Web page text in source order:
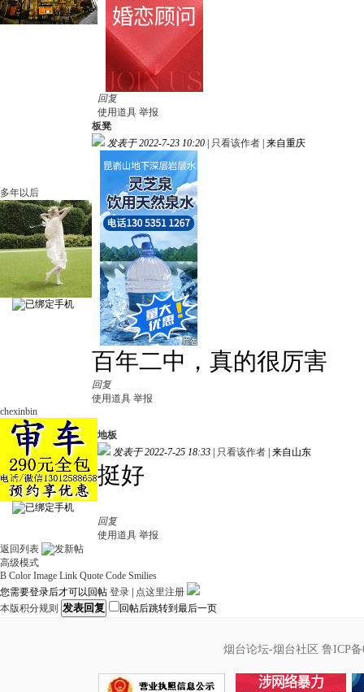
回复
使用道具 举报
多年以后
板凳
发表于 2022-7-23 10:20
只看该作者 来自重庆
百年二中，真的很厉害
回复
使用道具 举报
chexinbin
地板
发表于 2022-7-25 18:33
只看该作者 来自山东
挺好
回复
使用道具 举报
返回列表
高级模式
B Color Image Link Quote Code Smilies
您需要登录后才可以回帖 登录
点这里注册
本版积分规则 发表回复 回帖后跳转到最后一页
烟台论坛-烟台社区 鲁ICP备